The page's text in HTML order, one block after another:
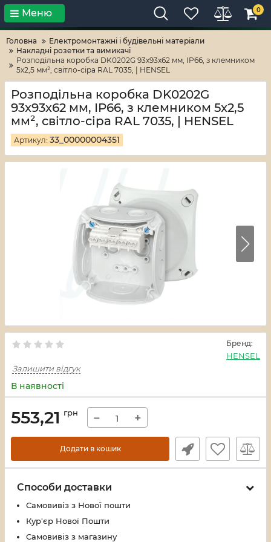
Тільки високі технології! RV-ZAFT
Меню 0
Головна
Електромонтажні і будівельні матеріали
Накладні розетки та вимикачі
Розподільна коробка DK0202G 93x93x62 мм, IP66, з клемником
5x2,5 мм², світло-сіра RAL 7035, | HENSEL
Розподільна коробка DK0202G
93x93x62 мм, IP66, з клемником 5x2,5
мм², світло-сіра RAL 7035, | HENSEL
Артикул: 33_00000004351
Бренд:
HENSEL
Залишити відгук
В наявності
553,21 грн − +
Додати в кошик
Способи доставки
Самовивіз з Нової пошти
Кур'єр Нової Пошти
Самовивіз з магазину